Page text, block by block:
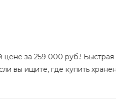
за 259 000 руб.!
вы ищите, где купить